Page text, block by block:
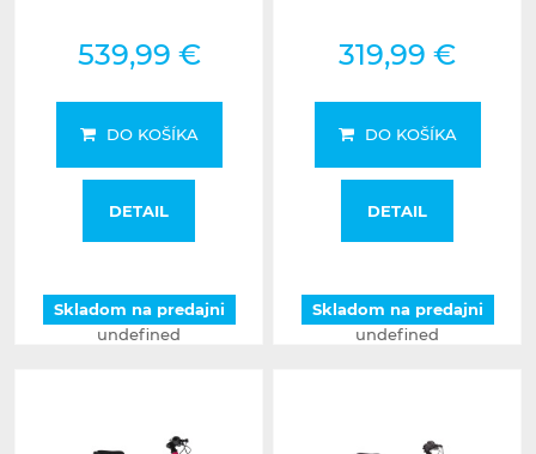
539,99 €
DO KOŠÍKA
DETAIL
Skladom na predajni
undefined
319,99 €
DO KOŠÍKA
DETAIL
Skladom na predajni
undefined